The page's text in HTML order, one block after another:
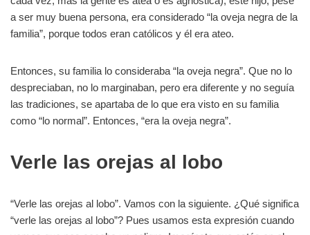
a ser muy buena persona, era considerado “la oveja negra de la
familia”, porque todos eran católicos y él era ateo.
Entonces, su familia lo consideraba “la oveja negra”. Que no lo
despreciaban, no lo marginaban, pero era diferente y no seguía
las tradiciones, se apartaba de lo que era visto en su familia
como “lo normal”. Entonces, “era la oveja negra”.
Verle las orejas al lobo
“Verle las orejas al lobo”. Vamos con la siguiente. ¿Qué significa
“verle las orejas al lobo”? Pues usamos esta expresión cuando